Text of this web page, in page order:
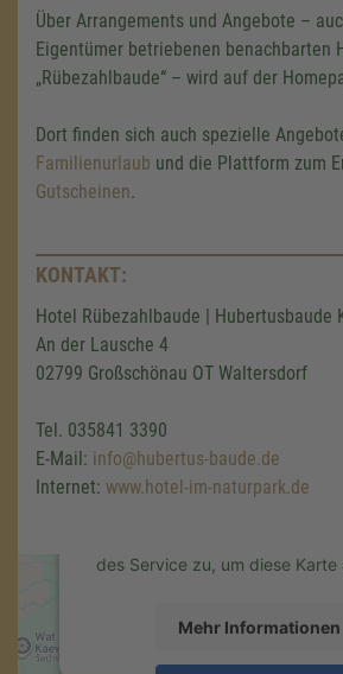
Über Arrangements und Angebote –
Eigentümer betriebenen benachbarten
„Rübezahlbaude“ – wird auf der
Dort finden sich auch spezielle
Familienurlaub und die Plattform zum
Gutscheinen.
KONTAKT:
Hotel Rübezahlbaude | Hubertusbaude
An der Lausche 4
02799 Großschönau OT Waltersdorf
Tel. 035841 3390
E-Mail: info@hubertus-baude.de
Internet: www.hotel-im-naturpark.de
Wir benötigen Ihre
um den Google Maps-
Wir verwenden einen
Drittanbieters, um Karteninhalte
Dieser Service kann Daten
des Service zu, um diese Karte
Mehr Informationen